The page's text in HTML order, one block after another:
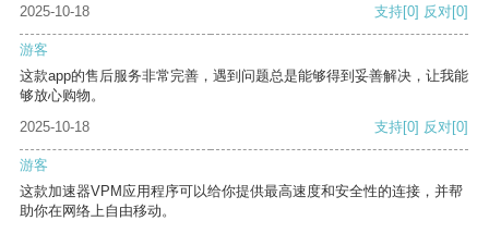
2025-10-18 支持[0] 反对[0]
游客
这款app的售后服务非常完善，遇到问题总是能够得到妥善解决，让我能
够放心购物。
2025-10-18
支持[0] 反对[0]
游客
这款加速器VPM应用程序可以给你提供最高速度和安全性的连接，并帮
助你在网络上自由移动。